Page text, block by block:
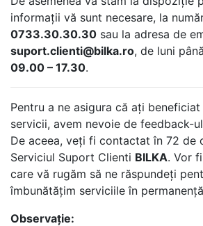
informații vă sunt necesare, la
0733.30.30.30 sau la adresa de
suport.clienti@bilka.ro, de luni
09.00 – 17.30.
Pentru a ne asigura că ați
servicii, avem nevoie de feedback-
De aceea, veți fi contactat în 72 de
Serviciul Suport Clienti BILKA. Vor
care vă rugăm să ne răspundeți
îmbunătățim serviciile în
Observație: